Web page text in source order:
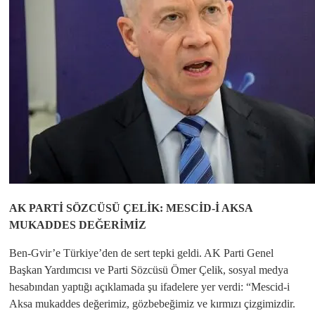
AK PARTİ SÖZCÜSÜ ÇELİK: MESCİD-İ AKSA
MUKADDES DEĞERİMİZ
Ben-Gvir’e Türkiye’den de sert tepki geldi. AK Parti Genel
Başkan Yardımcısı ve Parti Sözcüsü Ömer Çelik, sosyal medya
hesabından yaptığı açıklamada şu ifadelere yer verdi: “Mescid-i
Aksa mukaddes değerimiz, gözbebeğimiz ve kırmızı çizgimizdir.